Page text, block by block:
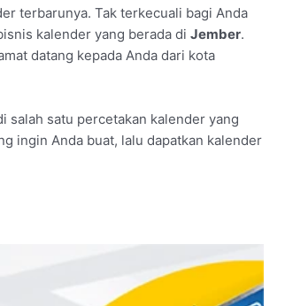
terbarunya. Tak terkecuali bagi Anda
kalender yang berada di Jember.
datang kepada Anda dari kota
salah satu percetakan kalender yang
ingin Anda buat, lalu dapatkan kalender